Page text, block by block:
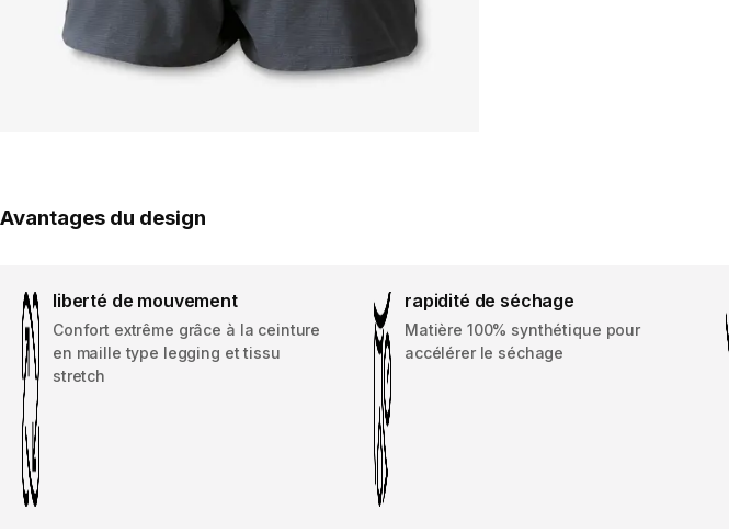
Avantages du design
liberté de mouvement
Confort extrême grâce à la ceinture
en maille type legging et tissu
stretch
rapidité de séchage
Matière 100% synthétique pour
accélérer le séchage